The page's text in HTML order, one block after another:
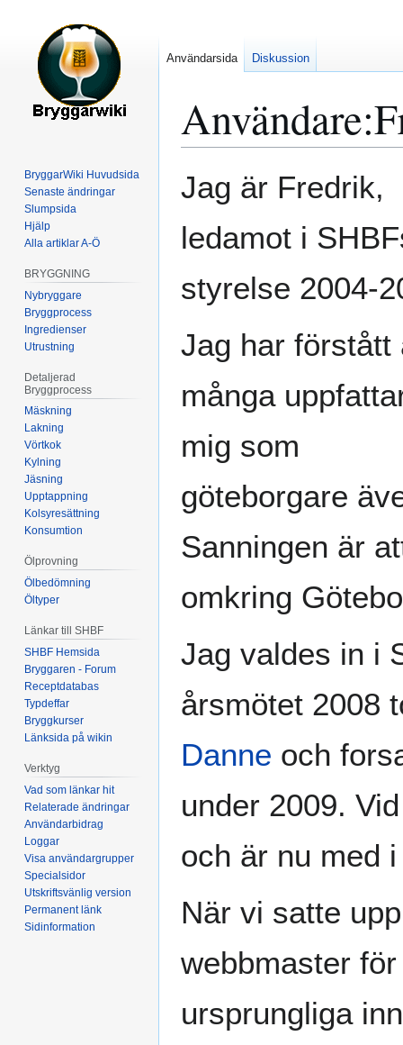
Användare:
till
till
Jag är Fredrik,
ledamot i
styrelse 2004-
Jag har förstått
många
mig som
göteborgare
Sanningen är
omkring
Jag valdes in i
årsmötet 2008
Danne och
under 2009.
och är nu med
När vi satte
webbmaster
ursprungliga
Användarsida Diskussion
BryggarWiki Huvudsida
Senaste ändringar
Slumpsida
Hjälp
Alla artiklar A-Ö
BRYGGNING
Nybryggare
Bryggprocess
Ingredienser
Utrustning
Detaljerad
Bryggprocess
Mäskning
Lakning
Vörtkok
Kylning
Jäsning
Upptappning
Kolsyresättning
Konsumtion
Ölprovning
Ölbedömning
Öltyper
Länkar till SHBF
SHBF Hemsida
Bryggaren - Forum
Receptdatabas
Typdeffar
Bryggkurser
Länksida på wikin
Verktyg
Vad som länkar hit
Relaterade ändringar
Användarbidrag
Loggar
Visa användargrupper
Specialsidor
Utskriftsvänlig version
Permanent länk
Sidinformation